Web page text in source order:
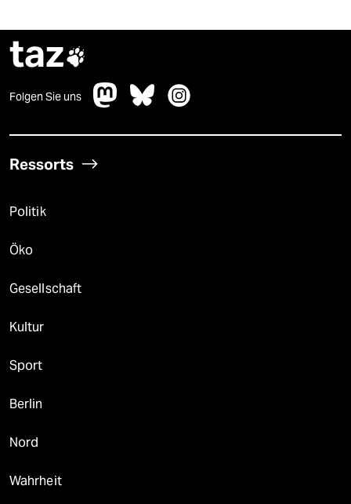
taz
Folgen Sie uns
Ressorts
Politik
Öko
Gesellschaft
Kultur
Sport
Berlin
Nord
Wahrheit